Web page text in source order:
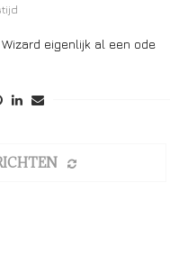
eigenlijk al een ode